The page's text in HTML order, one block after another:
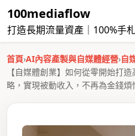
100mediaflow
打造長期流量資產｜100%手
首頁›AI內容產製與自媒體經營›自
【自媒體創業】如何從零開始打
略，實現被動收入，不再為金錢